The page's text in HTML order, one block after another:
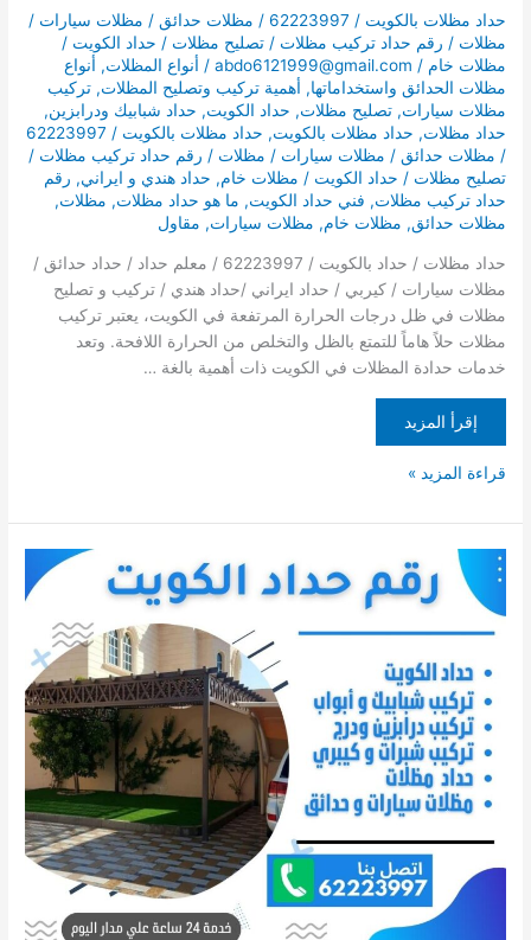
حداد مظلات بالكويت / 62223997 / مظلات حدائق / مظلات سيارات /
مظلات / رقم حداد تركيب مظلات / تصليح مظلات / حداد الكويت /
مظلات خام /
abdo6121999@gmail.com
/ أنواع المظلات, أنواع
مظلات الحدائق واستخداماتها, أهمية تركيب وتصليح المظلات,تركيب
مظلات سيارات,تصليح مظلات, حداد الكويت, حداد شبابيك ودرابزين,
حداد مظلات, حداد مظلات بالكويت,
حداد مظلات بالكويت / 62223997
/ مظلات حدائق / مظلات سيارات / مظلات / رقم حداد تركيب مظلات /
تصليح مظلات / حداد الكويت / مظلات خام, حداد هندي و ايراني, رقم
حداد تركيب مظلات, فني حداد الكويت, ما هو حداد مظلات, مظلات,
مظلات حدائق, مظلات خام, مظلات سيارات, مقاول
حداد مظلات / حداد بالكويت / 62223997 / معلم حداد / حداد حدائق /
مظلات سيارات / كيربي / حداد ايراني /حداد هندي / تركيب و تصليح
مظلات في ظل درجات الحرارة المرتفعة في الكويت، يعتبر تركيب
مظلات حلاً هاماً للتمتع بالظل والتخلص من الحرارة اللافحة. وتعد
خدمات حدادة المظلات في الكويت ذات أهمية بالغة …
إقرأ المزيد
حداد
هندي
/
تركيب
و
تصليح
مظلات
قراءة المزيد »
حداد
الكويت
/
حداد
مظلات
الكويت
الكويت
62223997
رقم
حداد
الكويت